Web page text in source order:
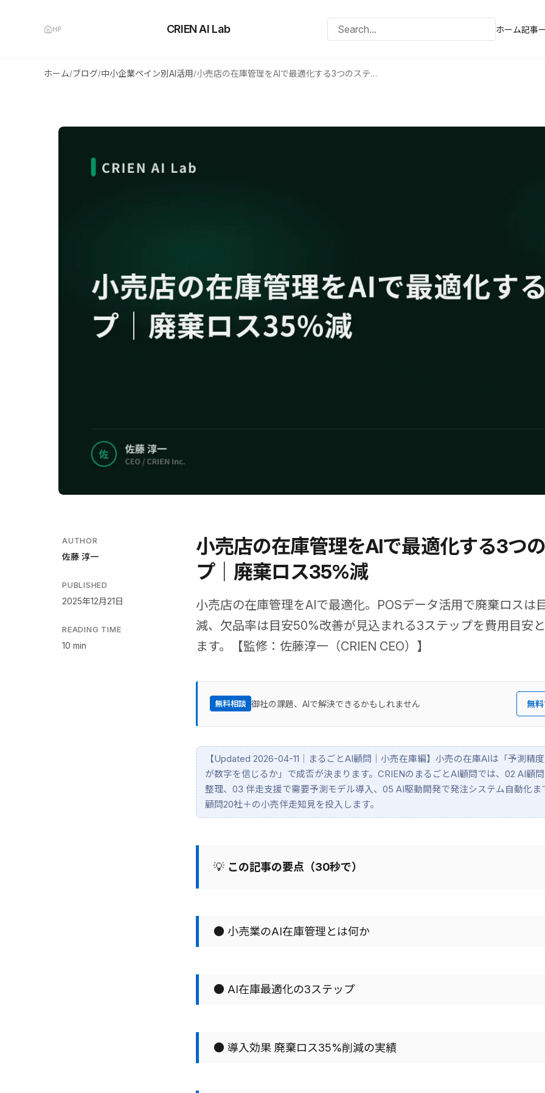
HP CRIEN AI Lab ホーム記事
ホーム/ブログ/中小企業ペイン別AI活用/ 小売店の在庫管理をAIで最適化する3つのステップ｜廃棄ロス35%減
AUTHOR
佐藤 淳一
PUBLISHED
2025年12月21日
READING TIME
10 min
小売店の在庫管理をAIで最適化する3つ
プ｜廃棄ロス35%減
小売店の在庫管理をAIで最適化。POSデータ活用で廃棄ロスは
減、欠品率は目安50%改善が見込まれる3ステップを費用目安
ます。【監修：佐藤淳一（CRIEN CEO）】
無料相談 御社の課題、AIで解決できるかもしれません 無
【Updated 2026-04-11｜まるごとAI顧問｜小売在庫編】小売の在庫AIは「予測精
が数字を信じるか」で成否が決まります。CRIENのまるごとAI顧問では、02 AI顧
整理、03 伴走支援で需要予測モデル導入、05 AI駆動開発で発注システム自動化ま
顧問20社＋の小売伴走知見を投入します。
💡 この記事の要点（30秒で）
● 小売業のAI在庫管理とは何か
● AI在庫最適化の3ステップ
● 導入効果 廃棄ロス35%削減の実績